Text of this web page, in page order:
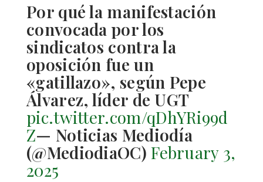
Por qué la manifestación
convocada por los
sindicatos contra la
oposición fue un
«gatillazo», según Pepe
Álvarez, líder de UGT
pic.twitter.com/qDhYRi99d
Z— Noticias Mediodía
(@MediodiaOC)February 3,
2025